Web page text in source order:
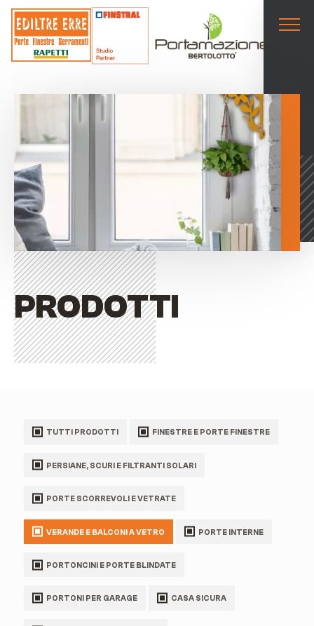
PRODOTTI
TUTTI PRODOTTI FINESTRE E PORTE FINESTRE
PERSIANE, SCURI E FILTRANTI SOLARI
PORTE SCORREVOLI E VETRATE
VERANDE E BALCONI A VETRO PORTE INTERNE
PORTONCINI E PORTE BLINDATE
PORTONI PER GARAGE CASA SICURA